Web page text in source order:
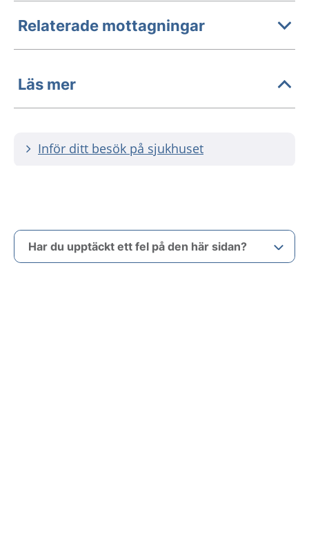
Relaterade mottagningar
Läs mer
Inför ditt besök på sjukhuset
Har du upptäckt ett fel på den här sidan?